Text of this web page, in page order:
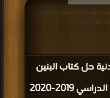
حل كتاب البنين
للفصل الأول من العام الدراسي 2019-2020
كتاب البنين للفصل الأول من العام